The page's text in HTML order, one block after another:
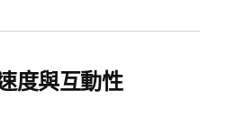
度與互動性